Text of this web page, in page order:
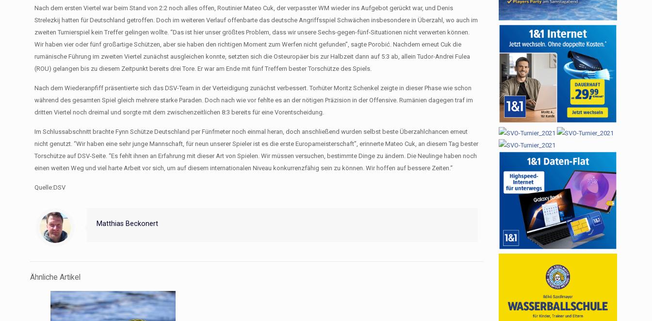
Nach dem ersten Viertel war beim Stand von 2:2 noch alles offen, Routinier Mateo Cuk, der verpasster WM wieder ins Aufgebot gerückt war, und Denis
Strelezkij hatten für Deutschland getroffen. Doch im weiteren Verlauf offenbarte das deutsche Angriffsspiel Schwächen insbesondere in Überzahl, wo auch im
zweiten Turnierspiel kein Treffer gelingen wollte. “Das ist hier unser größtes Problem, dass wir unsere Sechs-gegen-fünf-Situationen nicht verwerten können.
Wir haben vier oder fünf großartige Schützen, aber sie haben den richtigen Moment zum Werfen nicht gefunden”, sagte Porobić. Nachdem erneut Cuk die
rumänische Führung im zweiten Viertel zunächst ausgleichen konnte, setzten sich die Osteuropäer bis zur Halbzeit dann auf 5:3 ab, allein Tudor-Andrei Fulea
(ROU) gelangen bis zu diesem Zeitpunkt bereits drei Tore. Er war am Ende mit fünf Treffern bester Torschütze des Spiels.
Nach dem Wiederanpfiff präsentierte sich das DSV-Team in der Verteidigung zunächst verbessert. Torhüter Moritz Schenkel zeigte in dieser Phase wie schon
während des gesamten Spiel gleich mehrere starke Paraden. Doch nach wie vor fehlte es an der nötigen Präzision in der Offensive. Rumänien dagegen traf im
dritten Viertel noch dreimal und sorgte mit dem zwischenzeitlichen 8:3 bereits für eine Vorentscheidung.
Im Schlussabschnitt brachte Fynn Schütze Deutschland per Fünfmeter noch einmal heran, doch anschließend wurden selbst beste Überzahlchancen erneut
nicht genutzt. “Wir haben eine sehr junge Mannschaft, für neun unserer Spieler ist es die erste Europameisterschaft”, erinnerte Mateo Cuk, an diesem Tag bester
Torschütze auf DSV-Seite. “Es fehlt ihnen an Erfahrung mit dieser Art von Spielen. Wir müssen versuchen, bestimmte Dinge zu ändern. Die Neulinge haben noch
einen weiten Weg und viel harte Arbeit vor sich, um auf diesem internationalen Niveau konkurrenzfähig sein zu können. Wir hoffen auf bessere Zeiten.“
Quelle:DSV
Matthias Beckonert
Ähnliche Artikel